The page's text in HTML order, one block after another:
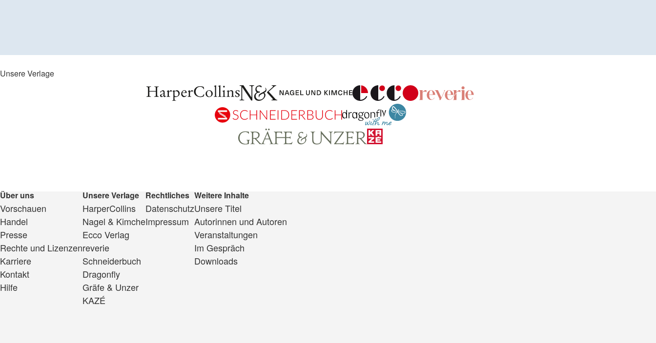
Unsere Verlage
Über uns
Vorschauen
Handel
Presse
Rechte und Lizenzen
Karriere
Kontakt
Hilfe
Unsere Verlage
HarperCollins
Nagel & Kimche
Ecco Verlag
reverie
Schneiderbuch
Dragonfly
Gräfe & Unzer
KAZÉ
Rechtliches
Datenschutz
Impressum
Weitere Inhalte
Unsere Titel
Autorinnen und Autoren
Veranstaltungen
Im Gespräch
Downloads